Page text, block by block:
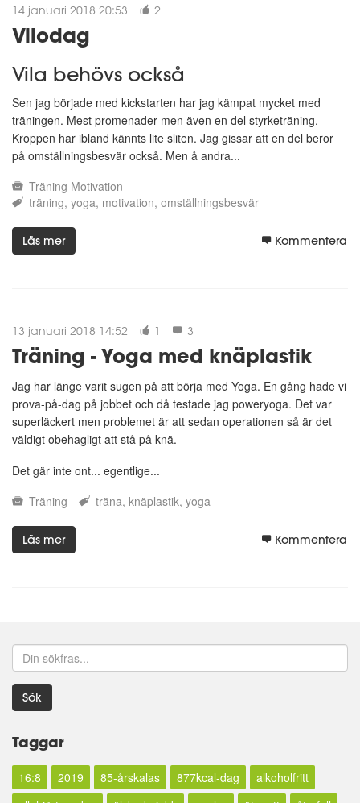
och tar sats. Tar sats för att återigen klättra upp mot toppen.
14 januari 2018 20:53 2
Vilodag
Vila behövs också
Sen jag började med kickstarten har jag kämpat mycket med
träningen. Mest promenader men även en del styrketräning.
Kroppen har ibland kännts lite sliten. Jag gissar att en del beror
på omställningsbesvär också. Men å andra...
Träning Motivation
träning yoga motivation omställningsbesvär
Läs mer Kommentera
13 januari 2018 14:52 1 3
Träning - Yoga med knäplastik
Jag har länge varit sugen på att börja med Yoga. En gång hade vi
prova-på-dag på jobbet och då testade jag poweryoga. Det var
superläckert men problemet är att sedan operationen så är det
väldigt obehagligt att stå på knä.
Det gär inte ont... egentlige...
Träning
träna knäplastik yoga
Läs mer Kommentera
Sök
Taggar
16:8 2019 85-årskalas 877kcal-dag
alkoholfritt